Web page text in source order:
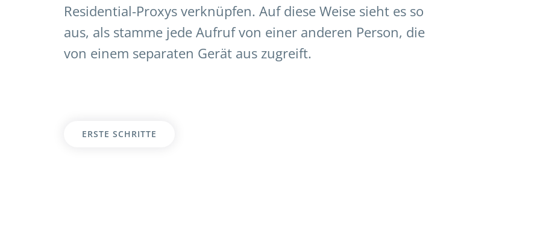
Residential-Proxys verknüpfen. Auf diese Weise sieht es so
aus, als stamme jede Aufruf von einer anderen Person, die
von einem separaten Gerät aus zugreift.
ERSTE SCHRITTE